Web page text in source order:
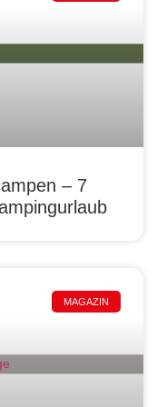
– 7
MAGAZIN